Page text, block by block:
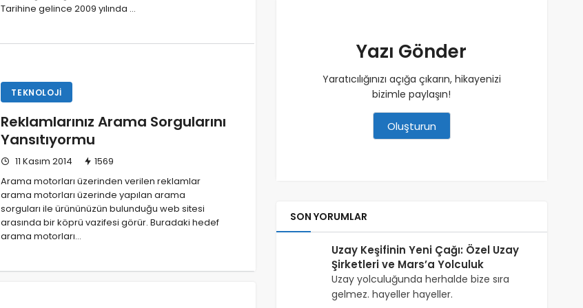
Tarihine gelince 2009 yılında …
TEKNOLOJI
Reklamlarınız Arama Sorgularını
Yansıtıyormu
11 Kasım 2014
1569
Arama motorları üzerinden verilen reklamlar
arama motorları üzerinde yapılan arama
sorguları ile ürününüzün bulunduğu web sitesi
arasında bir köprü vazifesi görür. Buradaki hedef
arama motorları…
Yazı Gönder
Yaratıcılığınızı açığa çıkarın, hikayenizi
bizimle paylaşın!
Oluşturun
SON YORUMLAR
Uzay Keşifinin Yeni Çağı: Özel Uzay
Şirketleri ve Mars’a Yolculuk
Uzay yolculuğunda herhalde bize sıra
gelmez. hayeller hayeller.